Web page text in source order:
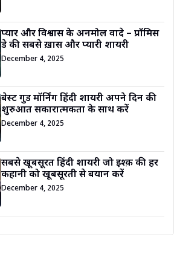
प्यार और विश्वास के अनमोल वादे – प्रॉमिस
डे की सबसे ख़ास और प्यारी शायरी
December 4, 2025
बेस्ट गुड मॉर्निंग हिंदी शायरी अपने दिन की
शुरुआत सकारात्मकता के साथ करें
December 4, 2025
सबसे खूबसूरत हिंदी शायरी जो इश्क़ की हर
कहानी को खूबसूरती से बयान करें
December 4, 2025